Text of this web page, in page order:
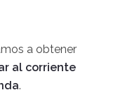
a obtener
al corriente
.